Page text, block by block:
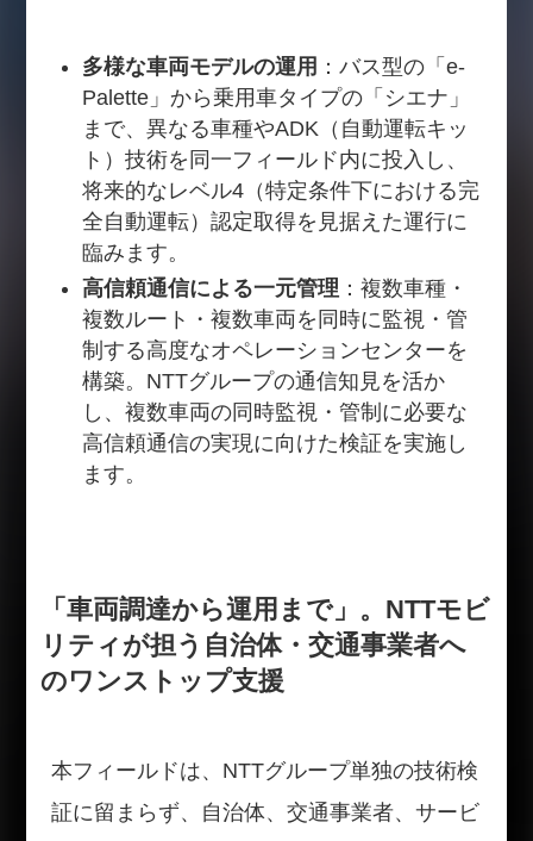
多様な車両モデルの運用 ：バス型の「e-
Palette」から乗用車タイプの「シエナ」
まで、異なる車種やADK（自動運転キッ
ト）技術を同一フィールド内に投入し、
将来的なレベル4（特定条件下における完
全自動運転）認定取得を見据えた運行に
臨みます。
高信頼通信による一元管理 ：複数車種・
複数ルート・複数車両を同時に監視・管
制する高度なオペレーションセンターを
構築。NTTグループの通信知見を活か
し、複数車両の同時監視・管制に必要な
高信頼通信の実現に向けた検証を実施し
ます。
「車両調達から運用まで」。NTTモビ
リティが担う自治体・交通事業者へ
のワンストップ支援
本フィールドは、NTTグループ単独の技術検
証に留まらず、自治体、交通事業者、サービ